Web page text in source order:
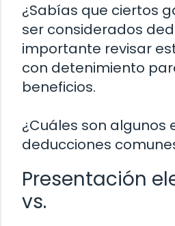
¿Sabías que ciertos
ser considerados
importante revisar
con detenimiento
beneficios.
¿Cuáles son algunos
deducciones
Presentación
vs.